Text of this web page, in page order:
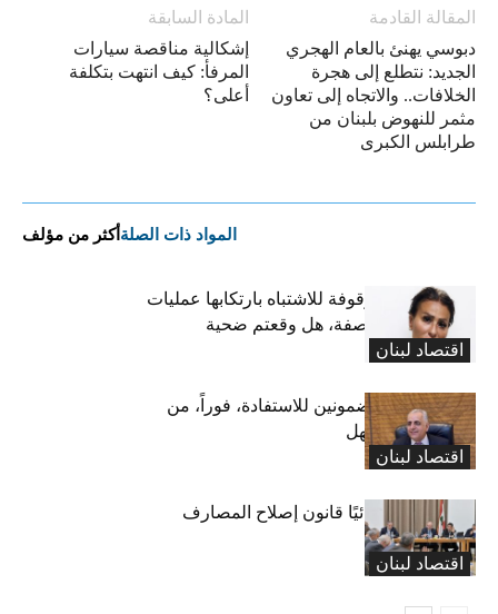
المادة السابقة
إشكالية مناقصة سيارات
المرفأ: كيف انتهت بتكلفة
أعلى؟
المقالة القادمة
دبوسي يهنئ بالعام الهجري
الجديد: نتطلع إلى هجرة
الخلافات.. والاتجاه إلى تعاون
مثمر للنهوض بلبنان من
طرابلس الكبرى
المواد ذات الصلة أكثر من مؤلف
اقتصاد لبنان
تعميم صورة موقوفة للاشتباه بارتكابها عمليات
احتيال وانتحال صفة، هل وقعتم ضحية
أعمالها؟
اقتصاد لبنان
كركي يدعو المضمونين للاستفادة، فوراً، من
قانون تعليق المهل
اقتصاد لبنان
“المال” تنجز نهائيًا قانون إصلاح المصارف